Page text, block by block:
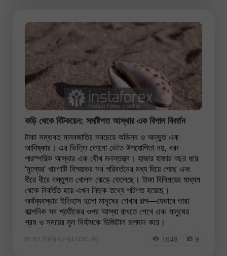
কড়ি থেকে বিটকয়েন: সমষ্টিগত আস্থার এক বিশাল বিবর্তন
টাকা সম্ভবত মানবজাতির সবচেয়ে অভিনব ও অদ্ভুত এক
আবিষ্কার। এর ভিত্তি কোনো ভৌত উপযোগিতা নয়, বরং
পারস্পরিক আস্থার এক যৌথ মনস্তত্ত্ব। হাজার হাজার বছর ধরে
'মূল্যের' ধারণাটি বিস্ময়কর সব পরিবর্তনের মধ্য দিয়ে গেছে এবং
ধীরে ধীরে বস্তুগত খোলস ঝেড়ে ফেলেছে। টাকা বিনিময়ের মাধ্যম
থেকে বিবর্তিত হয়ে এখন নিছক তথ্যে পরিণত হয়েছে।
অর্থব্যবস্থার ইতিহাস হলো মানুষের শেখার গল্প—যেভাবে তারা
কাল্পনিক সব প্রতীকের ওপর আস্থা রাখতে শেখে এবং মানুষের
শ্রম ও সময়ের মূল নির্যাসকে ডিজিটাল রূপদান করে।
01:47 2026-07-01 UTC+00 1048 9